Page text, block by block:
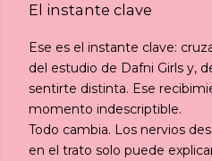
El instante clave
Ese es el instante clave:
del estudio de Dafni Girls y,
sentirte distinta. Ese
momento indescriptible.
Todo cambia. Los nervios
en el trato solo puede